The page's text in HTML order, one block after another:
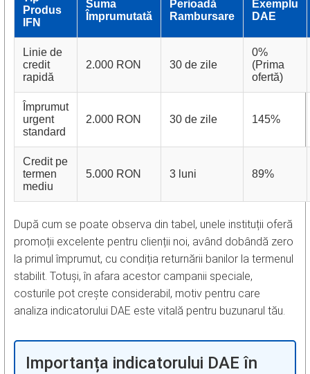
Produs
IFN
Suma
Împrumutată
Perioadă
Rambursare
Exemplu
DAE
Linie de
credit
rapidă
2.000 RON 30 de zile
0%
(Prima
ofertă)
Împrumut
urgent
standard
2.000 RON 30 de zile 145%
Credit pe
termen
mediu
5.000 RON 3 luni 89%
După cum se poate observa din tabel, unele instituții oferă
promoții excelente pentru clienții noi, având dobândă zero
la primul împrumut, cu condiția returnării banilor la termenul
stabilit. Totuși, în afara acestor campanii speciale,
costurile pot crește considerabil, motiv pentru care
analiza indicatorului DAE este vitală pentru buzunarul tău.
Importanța indicatorului DAE în